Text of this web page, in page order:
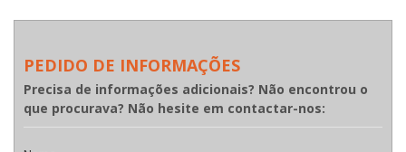
PEDIDO DE INFORMAÇÕES
Precisa de informações adicionais? Não encontrou o
que procurava? Não hesite em contactar-nos: